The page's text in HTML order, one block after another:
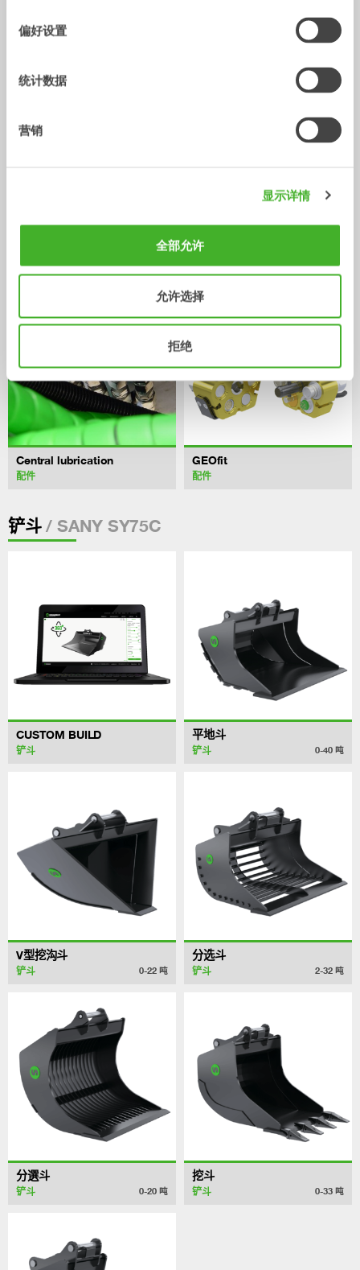
偏好设置
统计数据
营销
显示详情
全部允许
允许选择
拒绝
配件/ SANY SY75C
手指夹
配件
Central lubrication
配件
GEOfit
配件
铲斗/ SANY SY75C
CUSTOM BUILD
铲斗
平地斗
铲斗 0-40 吨
V型挖沟斗
铲斗 0-22 吨
分选斗
铲斗 2-32 吨
分選斗
铲斗 0-20 吨
挖斗
铲斗 0-33 吨